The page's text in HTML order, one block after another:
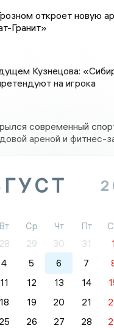
откроет новую
Гранит»
Кузнецова:
на игрока
современный
ареной и фитнес-
Вт Ср Чт Пт
28 29 30 31 1
4 5 6 7
11 12 13 14
18 19 20 21
25 26 27 28